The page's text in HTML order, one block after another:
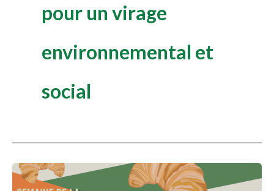
pour un virage
environnemental et
social